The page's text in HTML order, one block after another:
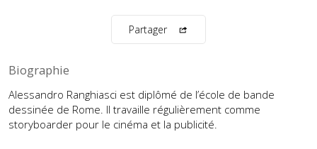
Partager
Biographie
Alessandro Ranghiasci est diplômé de l’école de bande
dessinée de Rome. Il travaille régulièrement comme
storyboarder pour le cinéma et la publicité.